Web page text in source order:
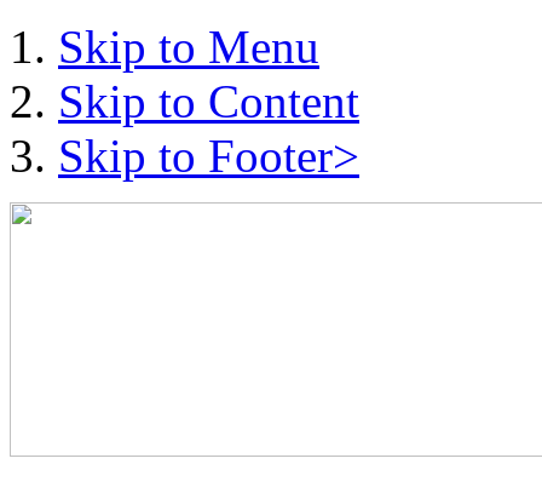
Skip to Menu
Skip to Content
Skip to Footer>